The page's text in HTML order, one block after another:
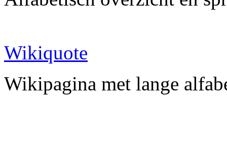
Wikiquote
Wikipagina met lange